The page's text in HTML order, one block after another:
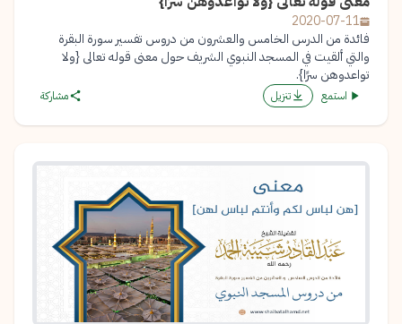
2020-07-11
فائدة من الدرس الخامس والعشرون من دروس تفسير سورة البقرة
والتي ألقيت في المسجد النبوي الشريف حول معنى قوله تعالى {ولا
تواعدوهن سرًا}.
استمع تنزيل مشاركة